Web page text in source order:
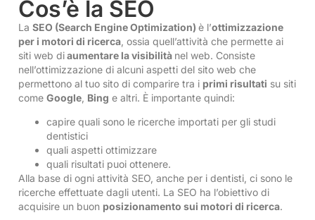
Cos’è la SEO
La SEO (Search Engine Optimization) è l’ottimizzazione
per i motori di ricerca , ossia quell’attività che permette ai
siti web diaumentare la visibilità nel web. Consiste
nell’ottimizzazione di alcuni aspetti del sito web che
permettono al tuo sito di comparire tra i primi risultati su siti
come Google Bing e altri. È importante quindi:
capire quali sono le ricerche importati per gli studi
dentistici
quali aspetti ottimizzare
quali risultati puoi ottenere.
Alla base di ogni attività SEO, anche per i dentisti, ci sono le
ricerche effettuate dagli utenti. La SEO ha l’obiettivo di
acquisire un buon posizionamento sui motori di ricerca.